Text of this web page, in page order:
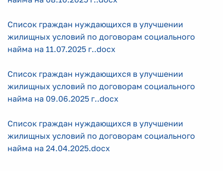
Список граждан нуждающихся в улучшении
жилищных условий по договорам социального
найма на 11.07.2025 г..docx
Список граждан нуждающихся в улучшении
жилищных условий по договорам социального
найма на 09.06.2025 г..docx
Список граждан нуждающихся в улучшении
жилищных условий по договорам социального
найма на 24.04.2025.docx